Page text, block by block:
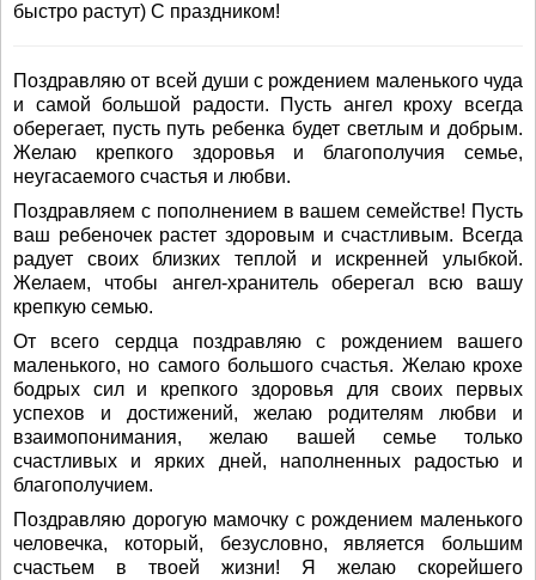
быстро растут) С праздником!
Поздравляю от всей души с рождением маленького чуда
и самой большой радости. Пусть ангел кроху всегда
оберегает, пусть путь ребенка будет светлым и добрым.
Желаю крепкого здоровья и благополучия семье,
неугасаемого счастья и любви.
Поздравляем с пополнением в вашем семействе! Пусть
ваш ребеночек растет здоровым и счастливым. Всегда
радует своих близких теплой и искренней улыбкой.
Желаем, чтобы ангел-хранитель оберегал всю вашу
крепкую семью.
От всего сердца поздравляю с рождением вашего
маленького, но самого большого счастья. Желаю крохе
бодрых сил и крепкого здоровья для своих первых
успехов и достижений, желаю родителям любви и
взаимопонимания, желаю вашей семье только
счастливых и ярких дней, наполненных радостью и
благополучием.
Поздравляю дорогую мамочку с рождением маленького
человечка, который, безусловно, является большим
счастьем в твоей жизни! Я желаю скорейшего